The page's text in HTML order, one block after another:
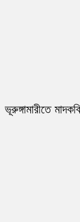
ভূরুঙ্গামারীতে